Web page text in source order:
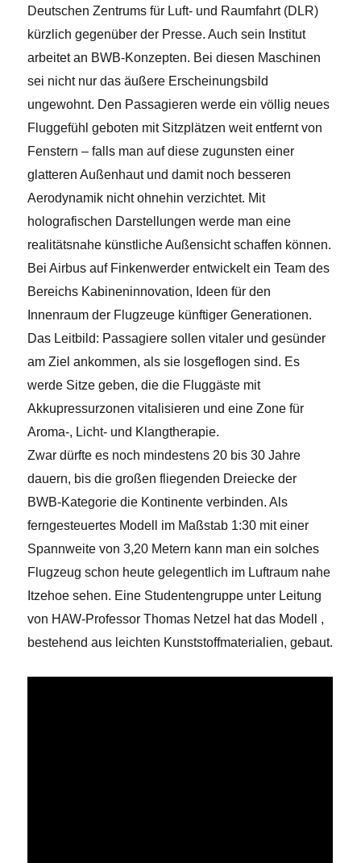
Deutschen Zentrums für Luft- und Raumfahrt (DLR)
kürzlich gegenüber der Presse. Auch sein Institut
arbeitet an BWB-Konzepten. Bei diesen Maschinen
sei nicht nur das äußere Erscheinungsbild
ungewohnt. Den Passagieren werde ein völlig neues
Fluggefühl geboten mit Sitzplätzen weit entfernt von
Fenstern – falls man auf diese zugunsten einer
glatteren Außenhaut und damit noch besseren
Aerodynamik nicht ohnehin verzichtet. Mit
holografischen Darstellungen werde man eine
realitätsnahe künstliche Außensicht schaffen können.
Bei Airbus auf Finkenwerder entwickelt ein Team des
Bereichs Kabineninnovation, Ideen für den
Innenraum der Flugzeuge künftiger Generationen.
Das Leitbild: Passagiere sollen vitaler und gesünder
am Ziel ankommen, als sie losgeflogen sind. Es
werde Sitze geben, die die Fluggäste mit
Akkupressurzonen vitalisieren und eine Zone für
Aroma-, Licht- und Klangtherapie.
Zwar dürfte es noch mindestens 20 bis 30 Jahre
dauern, bis die großen fliegenden Dreiecke der
BWB-Kategorie die Kontinente verbinden. Als
ferngesteuertes Modell im Maßstab 1:30 mit einer
Spannweite von 3,20 Metern kann man ein solches
Flugzeug schon heute gelegentlich im Luftraum nahe
Itzehoe sehen. Eine Studentengruppe unter Leitung
von HAW-Professor Thomas Netzel hat das Modell ,
bestehend aus leichten Kunststoffmaterialien, gebaut.